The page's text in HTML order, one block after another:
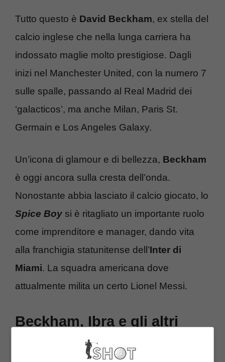
Tutto questo è David Beckham, ex stella del
calcio inglese che nella lunga carriera ha
indossato maglie molto prestigiose. Dagli
inizi nel Manchester United, con la numero 7
sulle spalle, passando al Real Madrid dei
‘galacticos’, ma anche Milan, Paris St.
Germain e Los Angeles Galaxy.
Un’icona di glamour e di bellezza, Beckham
è oggi ancora sulla cresta dell’onda.
Nonostante abbia lasciato il calcio giocato, lo
Spice Boy si è ritagliato un importante ruolo
come imprenditore e manager, dando vita
alla franchigia statunitense dell’Inter di
Miami. La squadra americana dove
attualmente milita un certo Lionel Messi.
Beckham, Ibra e gli altri
fuoriclasse alle prese con le